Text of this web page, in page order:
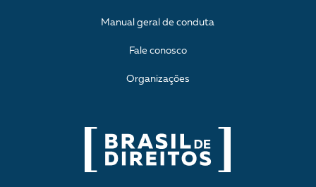
Manual geral de conduta
Fale conosco
Organizações